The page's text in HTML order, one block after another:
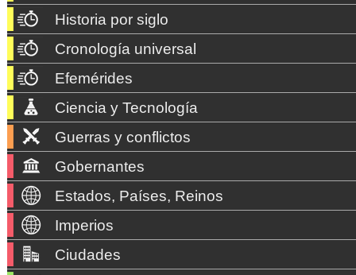
Historia por siglo
Cronología universal
Efemérides
Ciencia y Tecnología
Guerras y conflictos
Gobernantes
Estados, Países, Reinos
Imperios
Ciudades